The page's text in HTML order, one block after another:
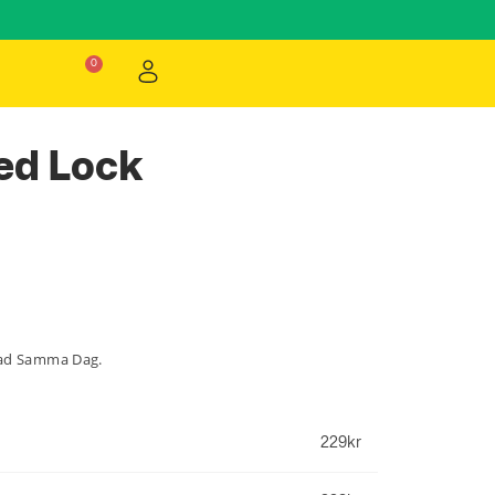
Lock
Samma Dag.
229kr